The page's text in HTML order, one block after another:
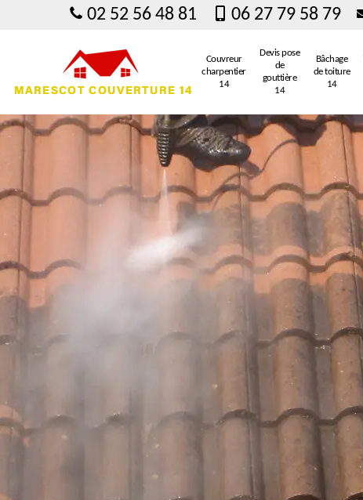
02 52 56 48 81 06 27 79 58 79
Couvreur
charpentier
14
Devis pose
de
gouttière
14
Bâchage
de toiture
14